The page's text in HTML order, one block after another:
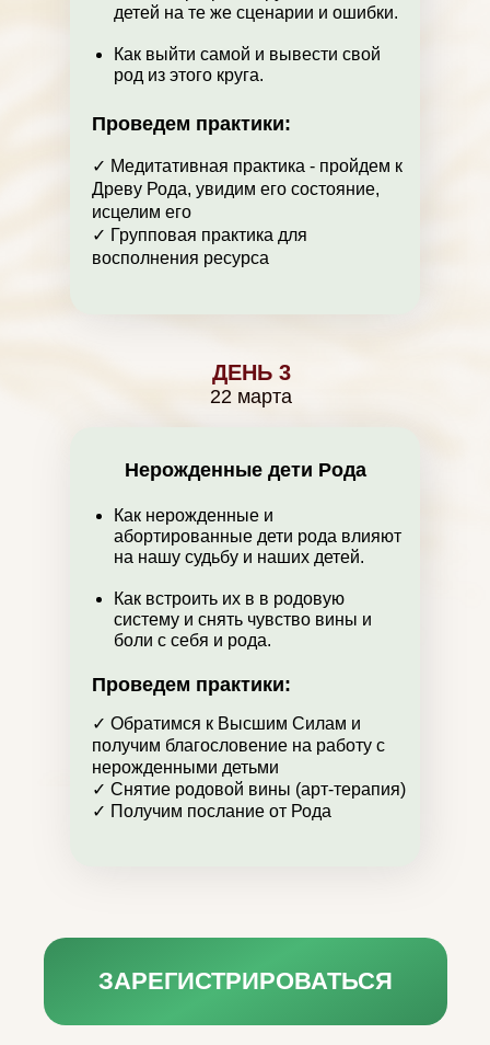
детей на те же сценарии и ошибки.
Как выйти самой и вывести свой
род из этого круга.
ДЕНЬ 3
Нерожденные дети Рода
Как нерожденные и
абортированные дети рода влияют
на нашу судьбу и наших детей.
Как встроить их в в родовую
систему и снять чувство вины и
боли с себя и рода.
Проведем практики:
Проведем практики:
✓ Обратимся к Высшим Силам и
получим благословение на работу с
нерожденными детьми
✓ Снятие родовой вины (арт-терапия)
✓ Получим послание от Рода
✓ Медитативная практика - пройдем к
Древу Рода, увидим его состояние,
исцелим его
✓ Групповая практика для
восполнения ресурса
22 марта
ЗАРЕГИСТРИРОВАТЬСЯ